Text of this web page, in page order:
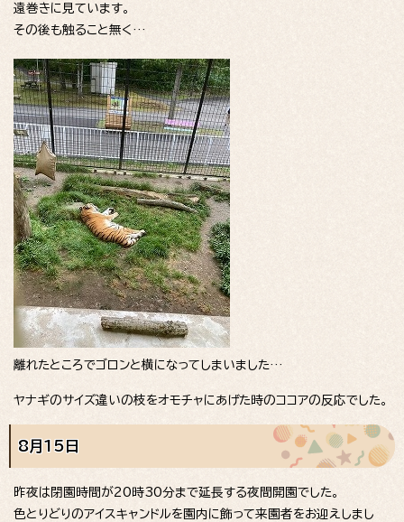
遠巻きに見ています。
その後も触ること無く…
離れたところでゴロンと横になってしまいました…
ヤナギのサイズ違いの枝をオモチャにあげた時のココアの反応でした。
8月15日
昨夜は閉園時間が20時30分まで延長する夜間開園でした。
色とりどりのアイスキャンドルを園内に飾って来園者をお迎えしまし